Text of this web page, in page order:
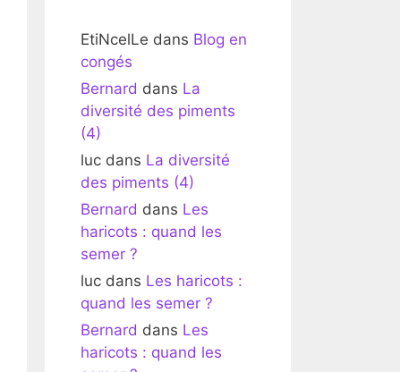
EtiNcelLe dans Blog en
congés
Bernard dans La
diversité des piments
(4)
luc dans La diversité
des piments (4)
Bernard dans Les
haricots : quand les
semer ?
luc dans Les haricots :
quand les semer ?
Bernard dans Les
haricots : quand les